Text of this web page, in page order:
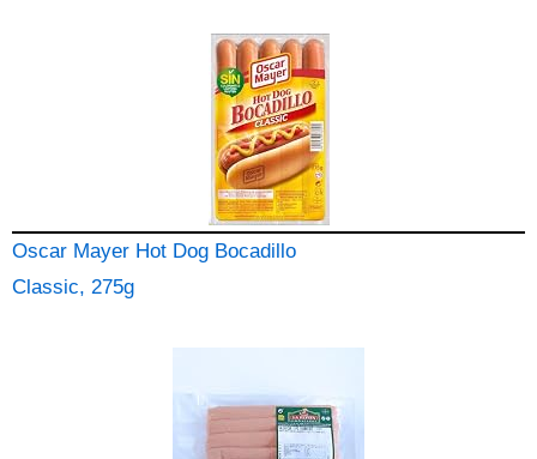
Oscar Mayer Hot Dog Bocadillo
Classic, 275g